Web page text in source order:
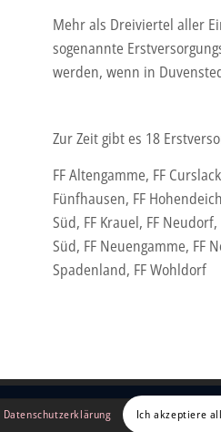
Mehr als Dreiviertel aller
sogenannte
werden, wenn in
Zur Zeit gibt es 18
FF Altengamme, FF
Fünfhausen, FF
Süd, FF Krauel, FF
Süd, FF Neuengamme, FF
Spadenland, FF Wohldorf
Datenschutzerklärung Ich akzeptiere